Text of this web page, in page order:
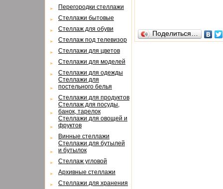
Перегородки стеллажи
Cтеллажи бытовые
Cтеллаж для обуви
Cтеллаж под телевизор
Стеллажи для цветов
Cтеллажи для моделей
Cтеллажи для одежды
Cтеллажи для
постельного белья
Cтеллажи для продуктов
Cтеллаж для посуды,
банок, тарелок
Cтеллажи для овощей и
фруктов
Винные стеллажи
Cтеллажи для бутылей
и бутылок
Cтеллаж угловой
Архивные стеллажи
Cтеллажи для хранения
Поделиться…